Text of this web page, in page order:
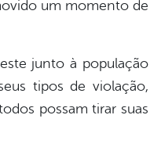
um momento de
junto à população
tipos de violação,
possam tirar suas